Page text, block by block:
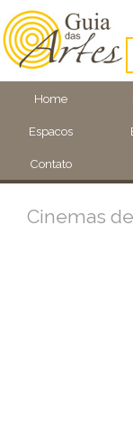
Home
Espacos
Contato
Cinemas